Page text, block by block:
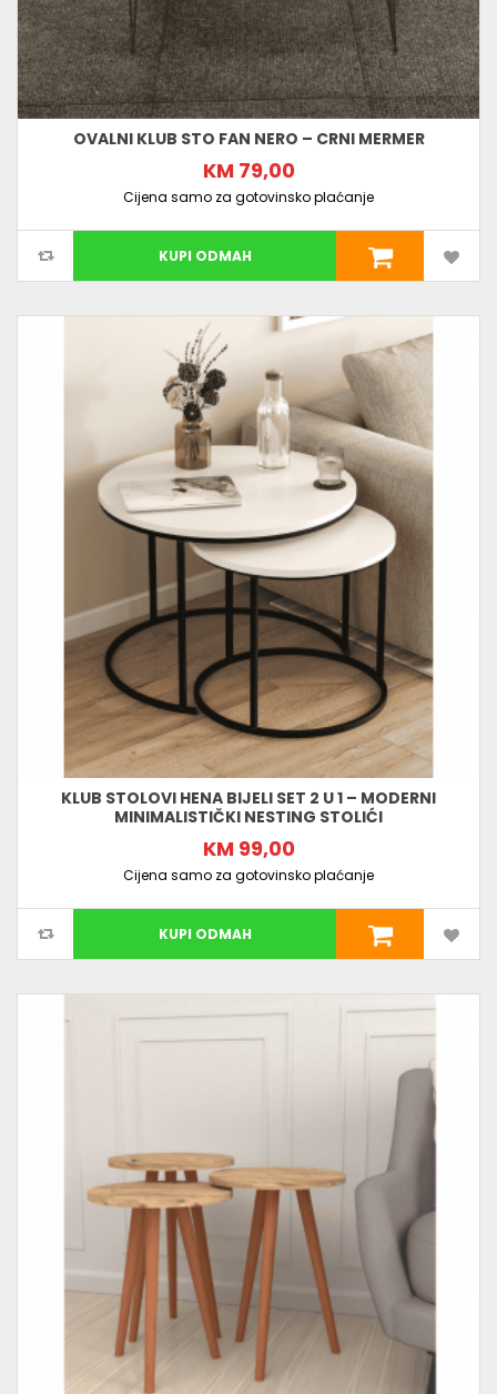
OVALNI KLUB STO FAN NERO – CRNI MERMER
KM 79,00
Cijena samo za gotovinsko plaćanje
KUPI ODMAH
KLUB STOLOVI HENA BIJELI SET 2 U 1 – MODERNI
MINIMALISTIČKI NESTING STOLIĆI
KM 99,00
Cijena samo za gotovinsko plaćanje
KUPI ODMAH